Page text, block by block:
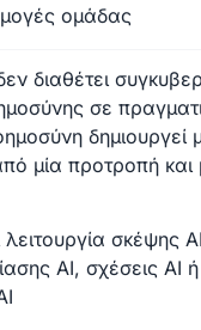
ομάδας
διαθέτει
σε
δημιουργεί
μία προτροπή και
σκέψης
AI, σχέσεις AI ή